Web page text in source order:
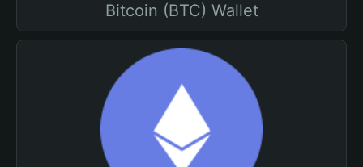
Bitcoin (BTC) Wallet